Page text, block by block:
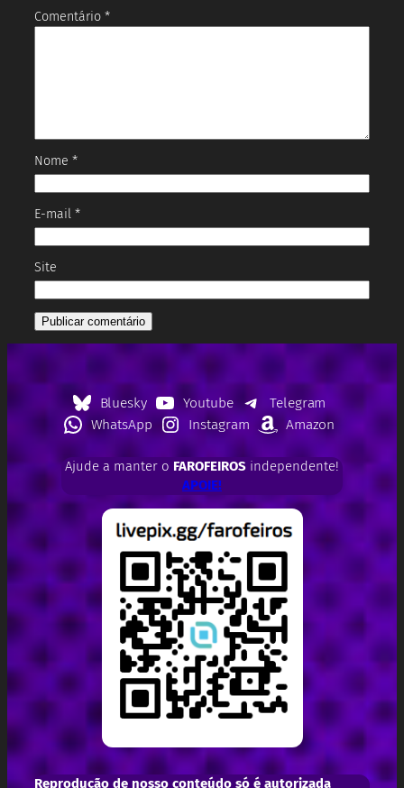
Comentário *
Nome *
E-mail *
Site
Bluesky Youtube
Telegram
WhatsApp
Instagram Amazon
Ajude a manter o FAROFEIROSindependente!
APOIE!
Reprodução de nosso conteúdo só é autorizada